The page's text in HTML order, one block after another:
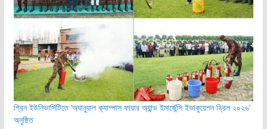
গ্রিন ইউনিভার্সিটিতে ‘অ্যানুয়াল ক্যাম্পাস ফায়ার অ্যান্ড ইমার্জেন্সি ইভাকুয়েশন ড্রিল ২০২৬’
অনুষ্ঠিত